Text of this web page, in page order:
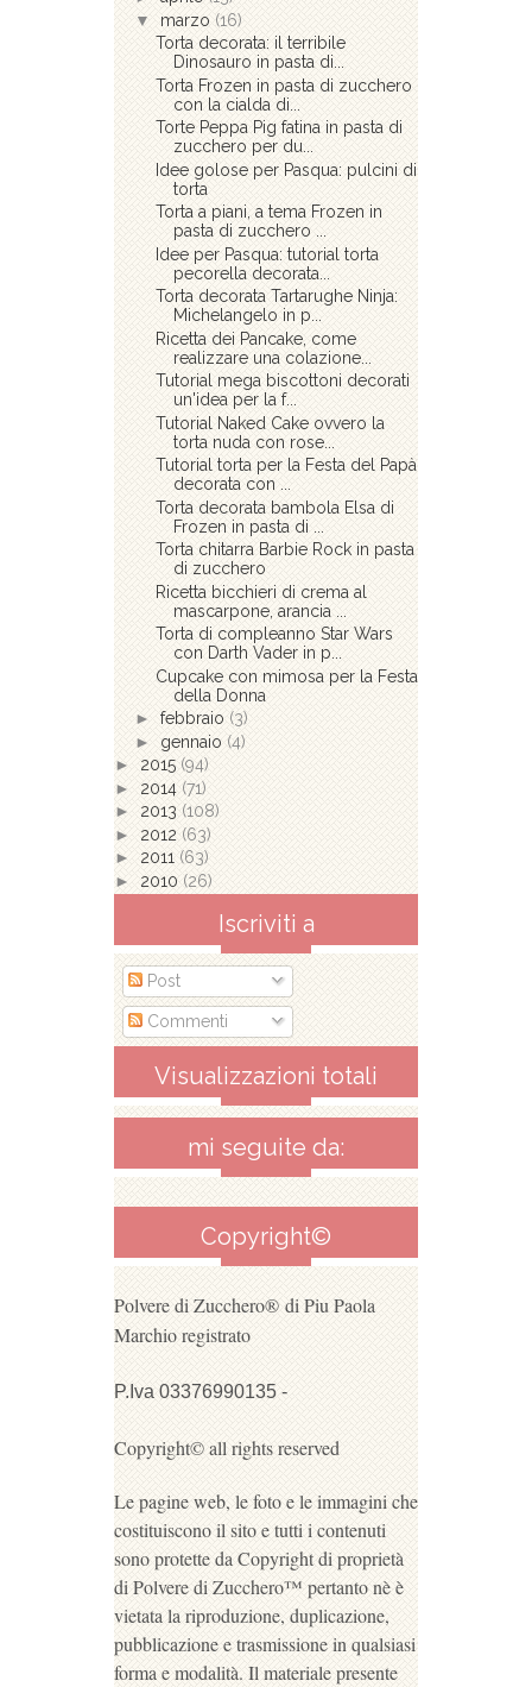
▼ marzo (16)
Torta decorata: il terribile
Dinosauro in pasta di...
Torta Frozen in pasta di zucchero
con la cialda di...
Torte Peppa Pig fatina in pasta di
zucchero per du...
Idee golose per Pasqua: pulcini di
torta
Torta a piani, a tema Frozen in
pasta di zucchero ...
Idee per Pasqua: tutorial torta
pecorella decorata...
Torta decorata Tartarughe Ninja:
Michelangelo in p...
Ricetta dei Pancake, come
realizzare una colazione...
Tutorial mega biscottoni decorati
un'idea per la f...
Tutorial Naked Cake ovvero la
torta nuda con rose...
Tutorial torta per la Festa del Papà
decorata con ...
Torta decorata bambola Elsa di
Frozen in pasta di ...
Torta chitarra Barbie Rock in pasta
di zucchero
Ricetta bicchieri di crema al
mascarpone, arancia ...
Torta di compleanno Star Wars
con Darth Vader in p...
Cupcake con mimosa per la Festa
della Donna
► febbraio (3)
► gennaio (4)
► 2015 (94)
► 2014 (71)
► 2013 (108)
► 2012 (63)
► 2011 (63)
► 2010 (26)
Iscriviti a
Post
Commenti
Visualizzazioni totali
mi seguite da:
Copyright©
Polvere di Zucchero® di Piu Paola
Marchio registrato
P.Iva 03376990135 -
Copyright© all rights reserved
Le pagine web, le foto e le immagini che
costituiscono il sito e tutti i contenuti
sono protette da Copyright di proprietà
di Polvere di Zucchero™ pertanto nè è
vietata la riproduzione, duplicazione,
pubblicazione e trasmissione in qualsiasi
forma e modalità. Il materiale presente